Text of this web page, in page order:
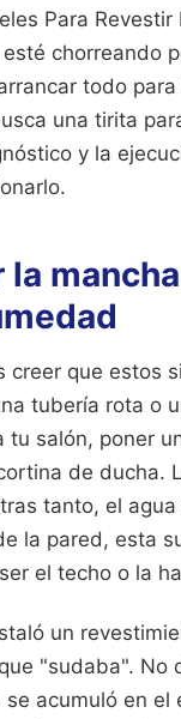
Para
chorreando
todo
una tirita
y la
creer que estos
tubería rota o
salón, poner
de ducha.
tanto, el
la pared, esta
el techo o la
un
"sudaba". No
acumuló en